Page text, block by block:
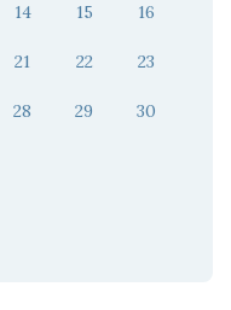
14 15 16
21 22 23
28 29 30